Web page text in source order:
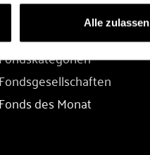
Alle zulassen
Fondssuche
Fondsgesellschaften
Fonds des Monat